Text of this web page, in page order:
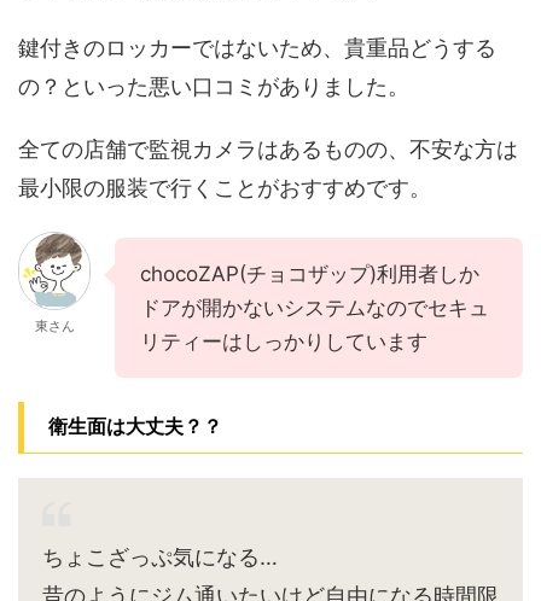
鍵付きのロッカーではないため、貴重品どうする
の？といった悪い口コミがありました。
全ての店舗で監視カメラはあるものの、不安な方は
最小限の服装で行くことがおすすめです。
東さん
chocoZAP(チョコザップ)利用者しか
ドアが開かないシステムなのでセキュ
リティーはしっかりしています
衛生面は大丈夫？？
ちょこざっぷ気になる…
昔のようにジム通いたいけど自由になる時間限